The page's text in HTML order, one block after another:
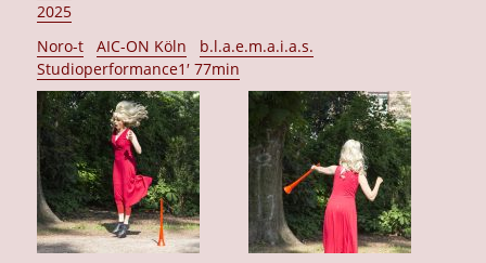
2025
Noro-t
AIC-ON Köln
b.l.a.e.m.a.i.a.s.
Studioperformance1′ 77min